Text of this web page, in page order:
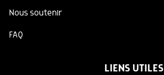
Nous soutenir
FAQ
LIENS UTILES